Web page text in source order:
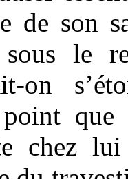
de son
le
on
que
chez